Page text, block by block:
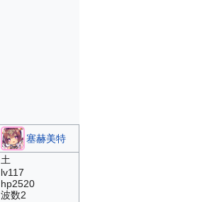
塞赫美特
土
lv117
hp2520
波数2